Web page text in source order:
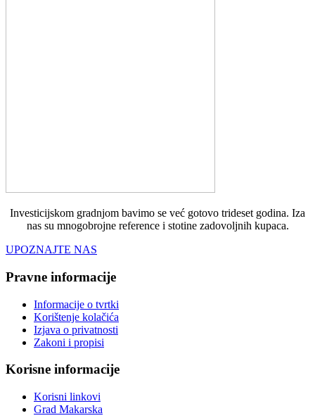
Investicijskom gradnjom bavimo se već gotovo trideset godina. Iza
nas su mnogobrojne reference i stotine zadovoljnih kupaca.
UPOZNAJTE NAS
Pravne informacije
Informacije o tvrtki
Korištenje kolačića
Izjava o privatnosti
Zakoni i propisi
Korisne informacije
Korisni linkovi
Grad Makarska